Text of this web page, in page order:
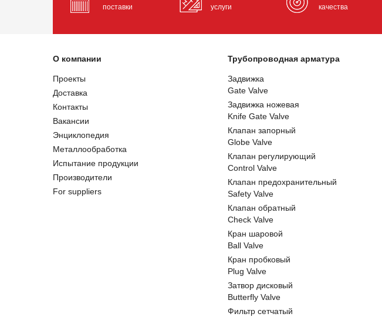
поставки
услуги
качества
О компании
Проекты
Доставка
Контакты
Вакансии
Энциклопедия
Металлообработка
Испытание продукции
Производители
For suppliers
Трубопроводная арматура
Задвижка
Gate Valve
Задвижка ножевая
Knife Gate Valve
Клапан запорный
Globe Valve
Клапан регулирующий
Control Valve
Клапан предохранительный
Safety Valve
Клапан обратный
Check Valve
Кран шаровой
Ball Valve
Кран пробковый
Plug Valve
Затвор дисковый
Butterfly Valve
Фильтр сетчатый